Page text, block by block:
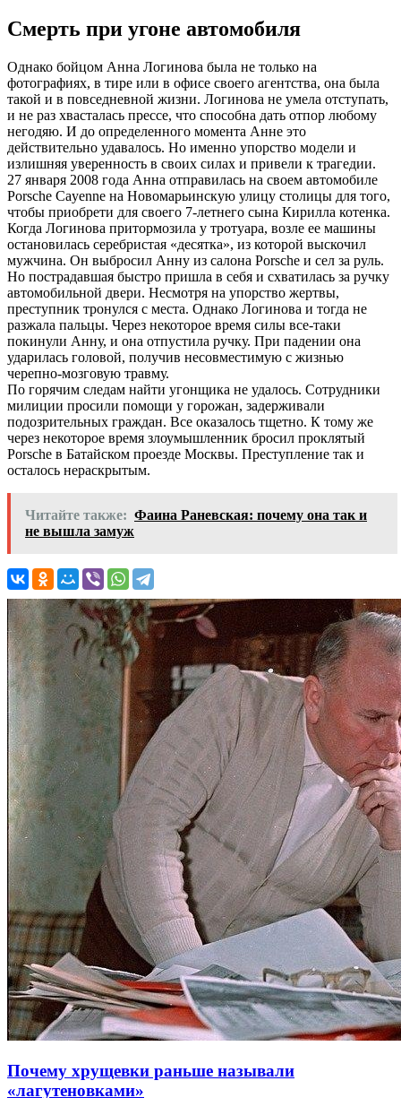
Смерть при угоне автомобиля
Однако бойцом Анна Логинова была не только на
фотографиях, в тире или в офисе своего агентства, она была
такой и в повседневной жизни. Логинова не умела отступать,
и не раз хвасталась прессе, что способна дать отпор любому
негодяю. И до определенного момента Анне это
действительно удавалось. Но именно упорство модели и
излишняя уверенность в своих силах и привели к трагедии.
27 января 2008 года Анна отправилась на своем автомобиле
Porsche Cayenne на Новомарьинскую улицу столицы для того,
чтобы приобрети для своего 7-летнего сына Кирилла котенка.
Когда Логинова притормозила у тротуара, возле ее машины
остановилась серебристая «десятка», из которой выскочил
мужчина. Он выбросил Анну из салона Porsche и сел за руль.
Но пострадавшая быстро пришла в себя и схватилась за ручку
автомобильной двери. Несмотря на упорство жертвы,
преступник тронулся с места. Однако Логинова и тогда не
разжала пальцы. Через некоторое время силы все-таки
покинули Анну, и она отпустила ручку. При падении она
ударилась головой, получив несовместимую с жизнью
черепно-мозговую травму.
По горячим следам найти угонщика не удалось. Сотрудники
милиции просили помощи у горожан, задерживали
подозрительных граждан. Все оказалось тщетно. К тому же
через некоторое время злоумышленник бросил проклятый
Porsche в Батайском проезде Москвы. Преступление так и
осталось нераскрытым.
Читайте также: Фаина Раневская: почему она так и
не вышла замуж
Почему хрущевки раньше называли
«лагутеновками»